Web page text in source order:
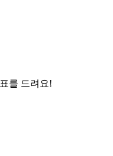
표를 드려요!